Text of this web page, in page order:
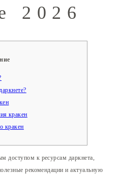
2026
кракен
кракен
доступом к ресурсам даркнета,
рекомендации и актуальную